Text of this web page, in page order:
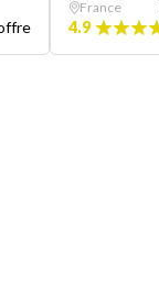
France
4.9